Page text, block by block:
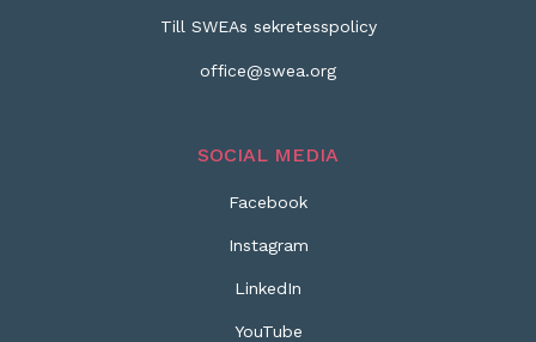
Till SWEAs sekretesspolicy
office@swea.org
SOCIAL MEDIA
Facebook
Instagram
LinkedIn
YouTube